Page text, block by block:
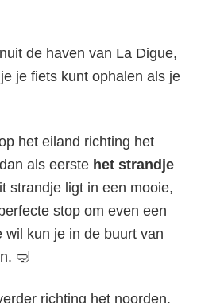
de haven van La Digue,
je fiets kunt ophalen als je
het eiland richting het
als eerste het strandje
strandje ligt in een mooie,
stop om even een
kun je in de buurt van
🤿
richting het noorden.